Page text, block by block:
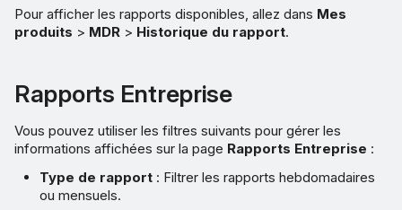
Pour afficher les rapports disponibles, allez dans Mes
produits > MDR > Historique du rapport.
Rapports Entreprise
Vous pouvez utiliser les filtres suivants pour gérer les
informations affichées sur la page Rapports Entreprise :
Type de rapport : Filtrer les rapports hebdomadaires
ou mensuels.